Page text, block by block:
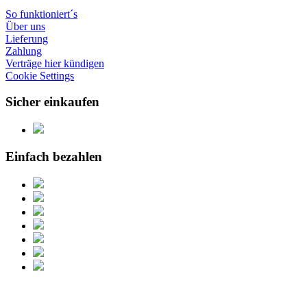
So funktioniert´s
Über uns
Lieferung
Zahlung
Verträge hier kündigen
Cookie Settings
Sicher einkaufen
Einfach bezahlen